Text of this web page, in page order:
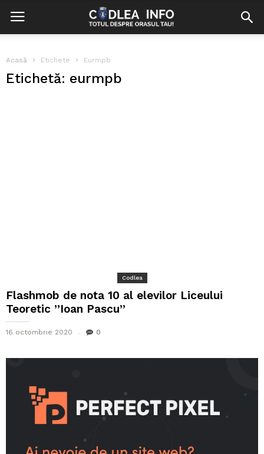
Acasă Etichete Eurmpb
Etichetă: eurmpb
Codlea
Flashmob de nota 10 al elevilor Liceului
Teoretic ”Ioan Pascu”
16 octombrie 2020 0